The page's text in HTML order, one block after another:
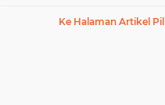
Ke Halaman Artikel